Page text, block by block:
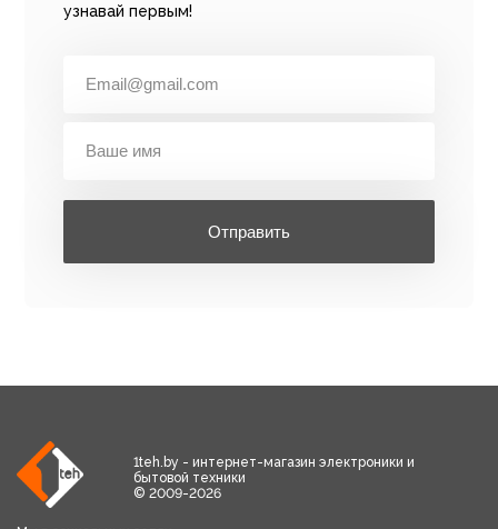
узнавай первым!
Отправить
1teh.by - интернет-магазин электроники и
бытовой техники
© 2009-2026